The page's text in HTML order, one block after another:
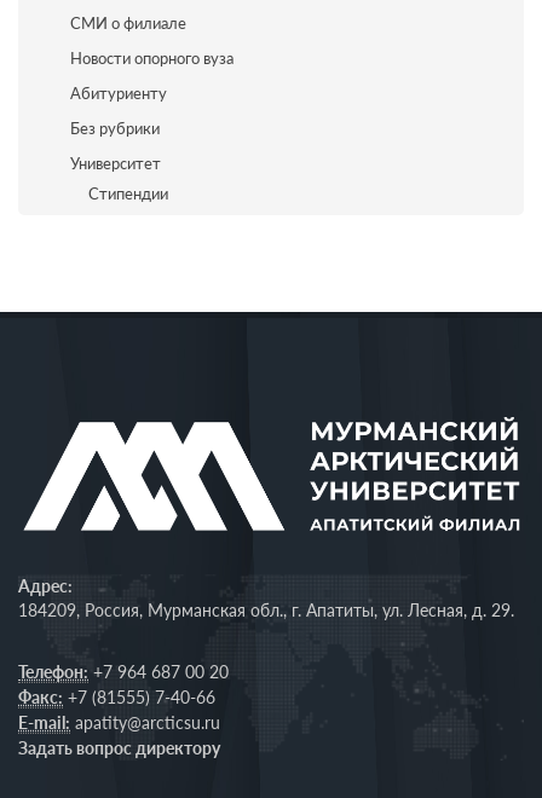
СМИ о филиале
Новости опорного вуза
Абитуриенту
Без рубрики
Университет
Стипендии
Адрес:
184209, Россия, Мурманская обл., г. Апатиты, ул. Лесная, д. 29.
Телефон: +7 964 687 00 20
Факс: +7 (81555) 7-40-66
E-mail: apatity@arcticsu.ru
Задать вопрос директору